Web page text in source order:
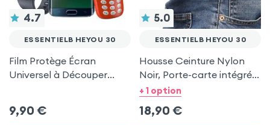
4.7
ESSENTIELB HEYOU 30
Film Protège Écran
Universel à Découper
9,90 €
5.0
ESSENTIELB HEYOU 30
Housse Ceinture Nylon
Noir, Porte-carte intégré,
Taille L pour Essentielb
+ 1 option
18,90 €